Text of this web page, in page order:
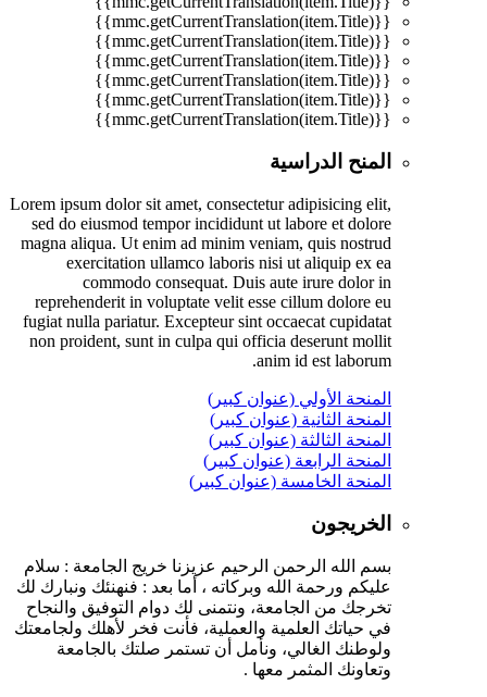
{{mmc.getCurrentTranslation(item.Title)}}
{{mmc.getCurrentTranslation(item.Title)}}
{{mmc.getCurrentTranslation(item.Title)}}
{{mmc.getCurrentTranslation(item.Title)}}
{{mmc.getCurrentTranslation(item.Title)}}
{{mmc.getCurrentTranslation(item.Title)}}
المنح الدراسية
Lorem ipsum dolor sit amet, consectetur adipisicing elit,
sed do eiusmod tempor incididunt ut labore et dolore
magna aliqua. Ut enim ad minim veniam, quis nostrud
exercitation ullamco laboris nisi ut aliquip ex ea
commodo consequat. Duis aute irure dolor in
reprehenderit in voluptate velit esse cillum dolore eu
fugiat nulla pariatur. Excepteur sint occaecat cupidatat
non proident, sunt in culpa qui officia deserunt mollit
anim id est laborum.
المنحة الأولي (عنوان كبير)
المنحة الثانية (عنوان كبير)
المنحة الثالثة (عنوان كبير)
المنحة الرابعة (عنوان كبير)
المنحة الخامسة (عنوان كبير)
الخريجون
بسم الله الرحمن الرحيم عزيزنا خريج الجامعة : سلام
عليكم ورحمة الله وبركاته ، أما بعد : فنهنئك ونبارك لك
تخرجك من الجامعة، ونتمنى لك دوام التوفيق والنجاح
في حياتك العلمية والعملية، فأنت فخر لأهلك ولجامعتك
ولوطنك الغالي، ونأمل أن تستمر صلتك بالجامعة
وتعاونك المثمر معها .